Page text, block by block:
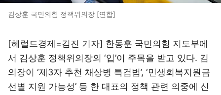
김상훈 국민의힘 정책위의장 [연합]
[헤럴드경제=김진 기자] 한동훈 국민의힘 지도부에
서 김상훈 정책위의장의 ‘입’이 주목을 받고 있다. 김
의장이 ‘제3자 추천 채상병 특검법’, ‘민생회복지원금
선별 지원 가능성’ 등 한 대표의 정책 관련 의중에 신